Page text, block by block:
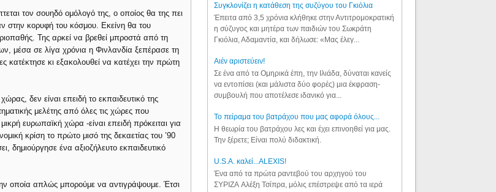
τον σουηδό ομόλογό της, ο οποίος θα της πει
στην κορυφή του κόσμου. Εκείνη θα του
Της αρκεί να βρεθεί μπροστά από τη
μέσα σε λίγα χρόνια η Φινλανδία ξεπέρασε τη
κατέκτησε κι εξακολουθεί να κατέχει την πρώτη
δεν είναι επειδή το εκπαιδευτικό της
μελέτης από όλες τις χώρες που
ευρωπαϊκή χώρα -είναι επειδή πρόκειται για
κρίση το πρώτο μισό της δεκαετίας του ’90
δημιούργησε ένα αξιοζήλευτο εκπαιδευτικό
οποία απλώς μπορούμε να αντιγράψουμε. Έτσι
Συγκλονίζει η κατάθεση της συζύγου του Γκιόλια
Έπειτα από 3,5 χρόνια κλήθηκε στην Αντιτρομοκρατική
η σύζυγος και μητέρα των παιδιών του Σωκράτη
Γκιόλια, Αδαμαντία, και δήλωσε: «Μας έλεγ...
Aιέν αριστεύειν!
Σε ένα από τα Ομηρικά έπη, την Ιλιάδα, δύναται κανείς
να εντοπίσει (και μάλιστα δύο φορές) μια έκφραση-
συμβουλή που αποτέλεσε ιδανικό για...
Το πείραμα του βατράχου που μας αφορά όλους...
Η θεωρία του βατράχου λες και έχει επινοηθεί για μας.
Την ξέρετε; Είναι πολύ διδακτική.
U.S.A. καλεί...ALEXIS!
Ένα από τα πρώτα ραντεβού του αρχηγού του
ΣΥΡΙΖΑ Αλέξη Τσίπρα, μόλις επέστρεψε από τα ιερά